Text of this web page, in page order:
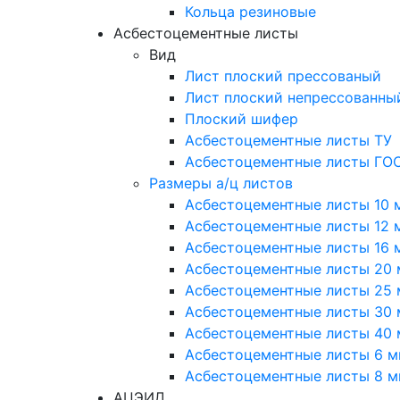
Кольца резиновые
Асбестоцементные листы
Вид
Лист плоский прессованый
Лист плоский
Плоский шифер
Асбестоцементные листы ТУ
Асбестоцементные листы
Размеры а/ц листов
Асбестоцементные листы 10
Асбестоцементные листы 12
Асбестоцементные листы 16
Асбестоцементные листы 20
Асбестоцементные листы 25
Асбестоцементные листы 30
Асбестоцементные листы 40
Асбестоцементные листы 6
Асбестоцементные листы 8